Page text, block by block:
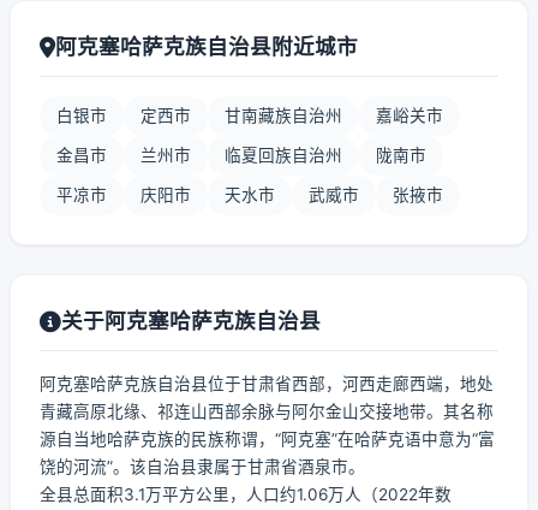
阿克塞哈萨克族自治县附近城市
白银市 定西市 甘南藏族自治州 嘉峪关市
金昌市 兰州市 临夏回族自治州 陇南市
平凉市 庆阳市 天水市 武威市 张掖市
关于阿克塞哈萨克族自治县
阿克塞哈萨克族自治县位于甘肃省西部，河西走廊西端，地处
青藏高原北缘、祁连山西部余脉与阿尔金山交接地带。其名称
源自当地哈萨克族的民族称谓，“阿克塞”在哈萨克语中意为“富
饶的河流”。该自治县隶属于甘肃省酒泉市。
全县总面积3.1万平方公里，人口约1.06万人（2022年数